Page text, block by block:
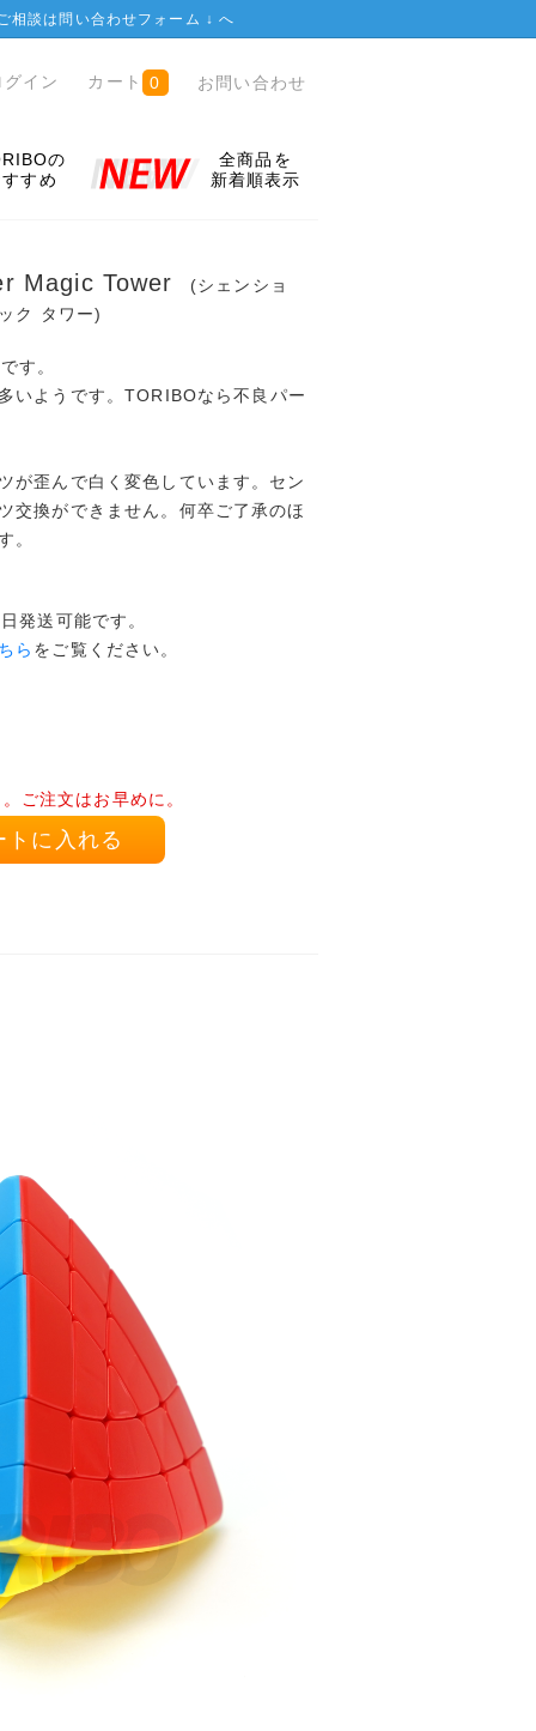
相談は問い合わせフォーム ↓へ
グイン カート 0 お問い合わせ
の
すめ
全商品を
新着順表示
Magic Tower
(シェンショ
ク タワー)
す。
いようです。TORIBOなら不良パー
が歪んで白く変色しています。セン
交換ができません。何卒ご了承のほ
。
発送可能です。
ら をご覧ください。
ご注文はお早めに。
トに入れる